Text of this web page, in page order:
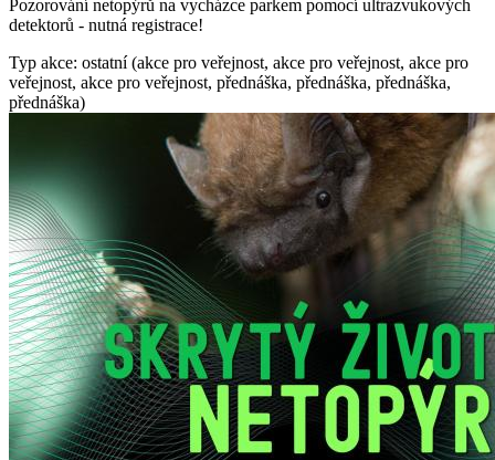
Pozorování netopýrů na vycházce parkem pomocí ultrazvukových
detektorů - nutná registrace!
Typ akce: ostatní (akce pro veřejnost, akce pro veřejnost, akce pro
veřejnost, akce pro veřejnost, přednáška, přednáška, přednáška,
přednáška)